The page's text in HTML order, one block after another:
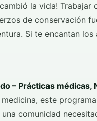
la vida!
de conservación
Si te encantan
– Prácticas médicas,
este
comunidad